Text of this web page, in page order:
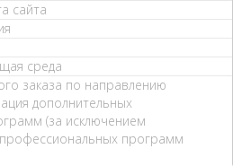
сайта
среда
заказа по направлению
дополнительных
(за исключением
программ